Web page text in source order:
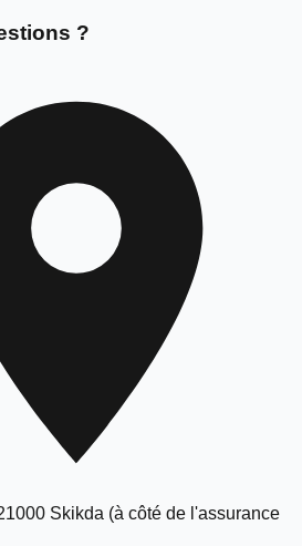
?
Skikda (à côté de l'assurance